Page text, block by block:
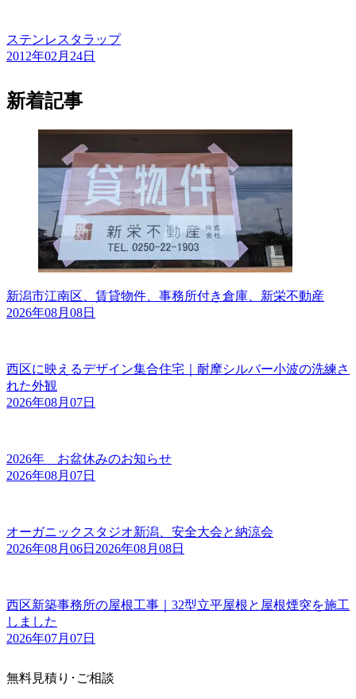
ステンレスタラップ
2012年02月24日
新着記事
新潟市江南区、賃貸物件、事務所付き倉庫、新栄不動産
2026年08月08日
西区に映えるデザイン集合住宅｜耐摩シルバー小波の洗練さ
れた外観
2026年08月07日
2026年 お盆休みのお知らせ
2026年08月07日
オーガニックスタジオ新潟、安全大会と納涼会
2026年08月06日 2026年08月08日
西区新築事務所の屋根工事｜32型立平屋根と屋根煙突を施工
しました
2026年07月07日
無料見積り･ご相談